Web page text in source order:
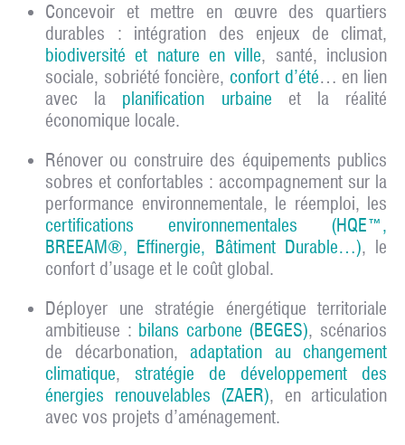
Concevoir et mettre en œuvre des quartiers
durables : intégration des enjeux de climat,
biodiversité et nature en ville, santé, inclusion
sociale, sobriété foncière, confort d’été… en lien
avec la planification urbaine et la réalité
économique locale.
Rénover ou construire des équipements publics
sobres et confortables : accompagnement sur la
performance environnementale, le réemploi, les
certifications environnementales (HQE™,
BREEAM®, Effinergie, Bâtiment Durable…), le
confort d’usage et le coût global.
Déployer une stratégie énergétique territoriale
ambitieuse : bilans carbone (BEGES), scénarios
de décarbonation, adaptation au changement
climatique, stratégie de développement des
énergies renouvelables (ZAER), en articulation
avec vos projets d’aménagement.